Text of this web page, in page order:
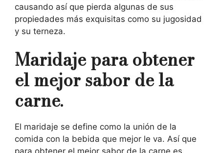
causando así que pierda algunas de sus
propiedades más exquisitas como su jugosidad
y su terneza.
Maridaje para obtener
el mejor sabor de la
carne.
El maridaje se define como la unión de la
comida con la bebida que mejor le va. Así que